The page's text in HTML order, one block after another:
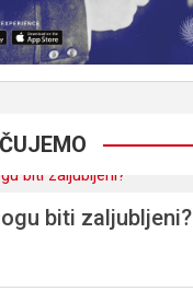
biti zaljubljeni?